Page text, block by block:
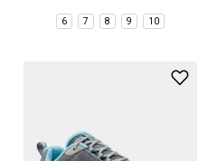
6 7 8 9 10